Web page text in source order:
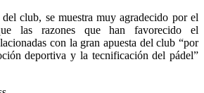
del club, se muestra muy agradecido por el
las razones que han favorecido el
con la gran apuesta del club “por
deportiva y la tecnificación del pádel”